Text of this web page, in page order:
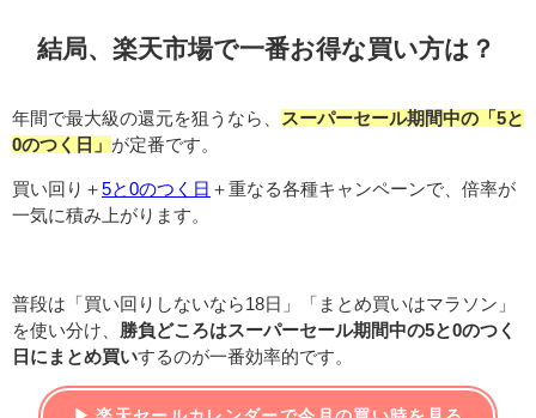
結局、楽天市場で一番お得な買い方は？
年間で最大級の還元を狙うなら、
スーパーセール期間中の「5と
0のつく日」 が定番です。
買い回り＋ 5と0のつく日 ＋重なる各種キャンペーンで、倍率が
一気に積み上がります。
普段は「買い回りしないなら18日」「まとめ買いはマラソン」
を使い分け、
勝負どころはスーパーセール期間中の5と0のつく
日にまとめ買いするのが一番効率的です。